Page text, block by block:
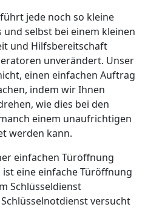
jede noch so kleine
selbst bei einem kleinen
und Hilfsbereitschaft
unverändert. Unser
einen einfachen Auftrag
indem wir Ihnen
wie dies bei den
einem unaufrichtigen
werden kann.
einfachen Türöffnung
eine einfache Türöffnung
Schlüsseldienst
versucht